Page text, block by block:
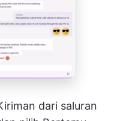
dari saluran